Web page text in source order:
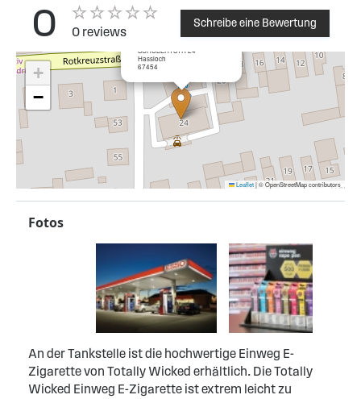
0 0 reviews
Schreibe eine Bewertung
SCHUBERTSTR 24
Hassloch
67454
×
+
−
Leaflet|© OpenStreetMap contributors
Fotos
An der Tankstelle ist die hochwertige Einweg E-
Zigarette von Totally Wicked erhältlich. Die Totally
Wicked Einweg E-Zigarette ist extrem leicht zu